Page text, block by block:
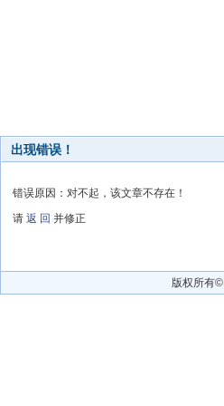
出现错误！
错误原因：对不起，该文章不存在！
请 返 回 并修正
版权所有©